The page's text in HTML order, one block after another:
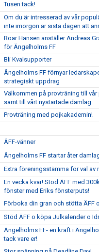
Tusen tack!
Om du är intresserad av vår
inte imorgon är sista dagen att
Roar Hansen anställer Andreas
för Ängelholms FF
Bli Kvalsupporter
Ängelholms FF förnyar
strategiskt uppdrag
Välkommen på provträning till
samt till vårt nystartade damlag.
Provträning med pojkakademin!
ÄFF-vänner
Ängelholms FF startar åter
Extra föreningsstämma för val av
En vecka kvar! Stöd ÄFF med
fönster med Eriks fönsterputs!
Förboka din gran och stötta ÄFF
Stöd ÄFF o köpa Julkalender o
Ängelholms FF- en kraft i
tack vare er!